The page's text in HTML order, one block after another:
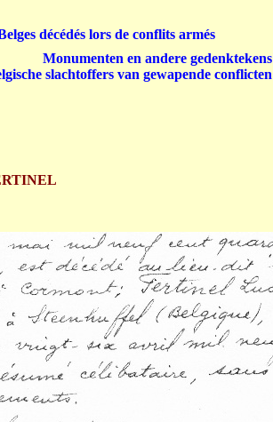
décédés lors de conflits armés
Monumenten en andere gedenktekens
slachtoffers van gewapende conflicten